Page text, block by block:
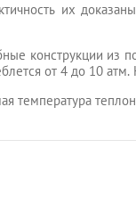
их
конструкции
от 4 до 10
температура